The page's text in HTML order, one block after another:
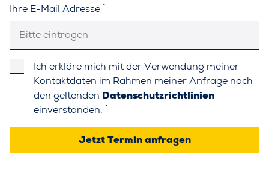
Ihre E-Mail Adresse *
Ich erkläre mich mit der Verwendung meiner
Kontaktdaten im Rahmen meiner Anfrage nach
den geltenden Datenschutzrichtlinien
einverstanden. *
Jetzt Termin anfragen